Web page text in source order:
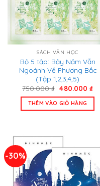
SÁCH VĂN HỌC
Bộ 5 tập: Bảy Năm Vẫn
Ngoảnh Về Phương Bắc
(Tập 1,2,3,4,5)
750.000₫ Giá
là:
750.000 ₫.
480.000 ₫Giá
THÊM VÀO GIỎ HÀNG
-30%